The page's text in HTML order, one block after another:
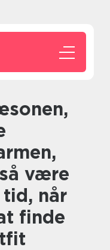
være
når
finde